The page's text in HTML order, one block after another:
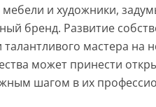
и художники,
бренд. Развитие
мастера на
может принести
шагом в их